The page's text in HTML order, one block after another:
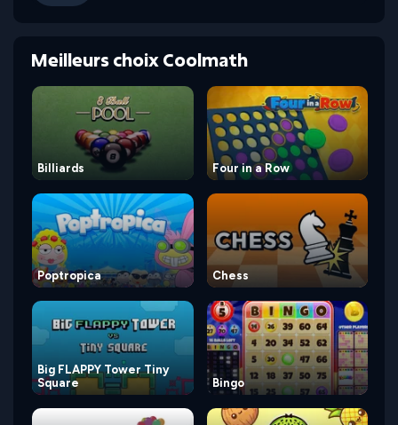
Meilleurs choix Coolmath
Billiards Four in a Row
Poptropica Chess
Big FLAPPY Tower Tiny
Square
Bingo